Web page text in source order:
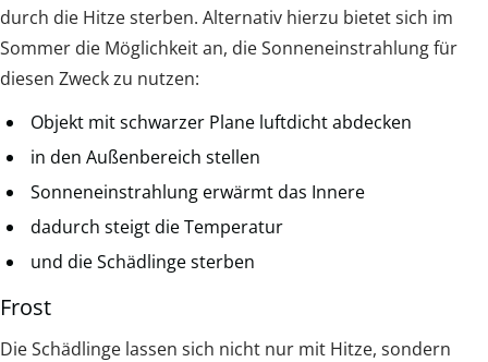
durch die Hitze sterben. Alternativ hierzu bietet sich im
Sommer die Möglichkeit an, die Sonneneinstrahlung für
diesen Zweck zu nutzen:
Objekt mit schwarzer Plane luftdicht abdecken
in den Außenbereich stellen
Sonneneinstrahlung erwärmt das Innere
dadurch steigt die Temperatur
und die Schädlinge sterben
Frost
Die Schädlinge lassen sich nicht nur mit Hitze, sondern